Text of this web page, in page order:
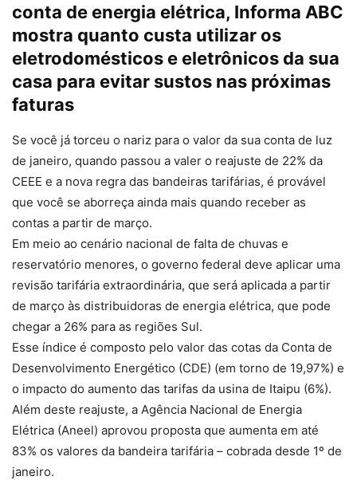
conta de energia elétrica, Informa ABC
mostra quanto custa utilizar os
eletrodomésticos e eletrônicos da sua
casa para evitar sustos nas próximas
faturas
Se você já torceu o nariz para o valor da sua conta de luz
de janeiro, quando passou a valer o reajuste de 22% da
CEEE e a nova regra das bandeiras tarifárias, é provável
que você se aborreça ainda mais quando receber as
contas a partir de março.
Em meio ao cenário nacional de falta de chuvas e
reservatório menores, o governo federal deve aplicar uma
revisão tarifária extraordinária, que será aplicada a partir
de março às distribuidoras de energia elétrica, que pode
chegar a 26% para as regiões Sul.
Esse índice é composto pelo valor das cotas da Conta de
Desenvolvimento Energético (CDE) (em torno de 19,97%) e
o impacto do aumento das tarifas da usina de Itaipu (6%).
Além deste reajuste, a Agência Nacional de Energia
Elétrica (Aneel) aprovou proposta que aumenta em até
83% os valores da bandeira tarifária – cobrada desde 1º de
janeiro.